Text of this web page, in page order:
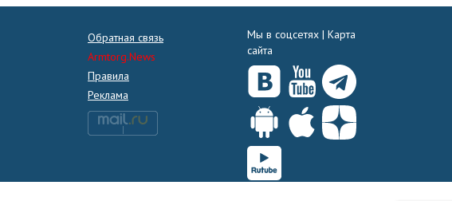
Обратная связь
Armtorg.News
Правила
Реклама
Мы в соцсетях | Карта
сайта